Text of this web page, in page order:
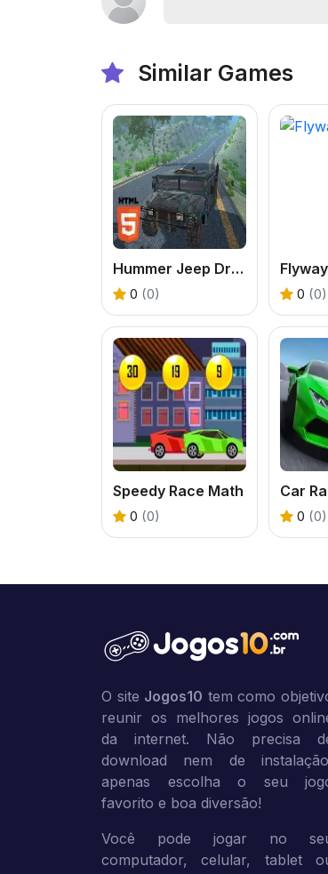
Similar Games
Hummer Jeep Driving Sim
0 (0) 0 (0)
Speedy Race Math
0 (0) 0 (0)
O site Jogos10 tem como
reunir os melhores jogos
da internet. Não precisa
download nem de
apenas escolha o seu
favorito e boa diversão!
Você pode jogar no
computador, celular, tablet